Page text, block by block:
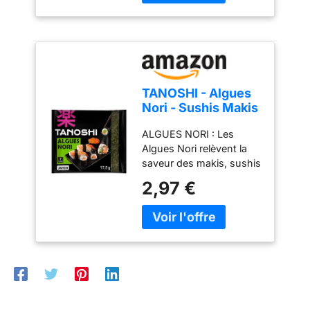
à la glaçure haute
finition artisanale. Cet
ensemble de bols à
soupe au style japonais
constitue un choix
élégant pour enrichir la
à des amateurs de
cuisine
d'acier inoxydable les
différent La gravure sur
les tiges métalliques
réduit la sensation de
glissement. 【Passe au
Lave-vaisselle et Facile à
être mis au lave-vaisselle
et dans l'armoire de
stérilisation.Résolvez
complètement le
problème du nettoyage
après les repas, même le
lavage à la main ne
laissera pas de saleté et
EMBALLAGE INDIVIDUEL
baguettes. Chaque paire
de baguettes est livrée
dans ses propres
manches. Élégant à
utiliser dans les
maison et bonne hygiène
pour les plats à emporter.
✅ LONGUEUR 20 CM
Prise en main facile,
même pour les
débutants en baguettes.
n'est pas trop mâchée. ✅
Emballage avec
fermeture éclair : tous les
moyens ont été
appliqués au meilleur de
nos connaissances pour
de faire face à l'humidité.
Une fois ouvert, veuillez
l'utiliser immédiatement.
✅ Haute teneur en
protéines + haute teneur
en fibres : pour affirmer
une forte teneur en
protéines, (CE) n°
TANOSHI - Algues
Nori - Sushis Makis
ALGUES NORI : Les
Algues Nori relèvent la
saveur des makis, sushis
apportant une texture à
la fois croustillante et
fondante
2,97 €